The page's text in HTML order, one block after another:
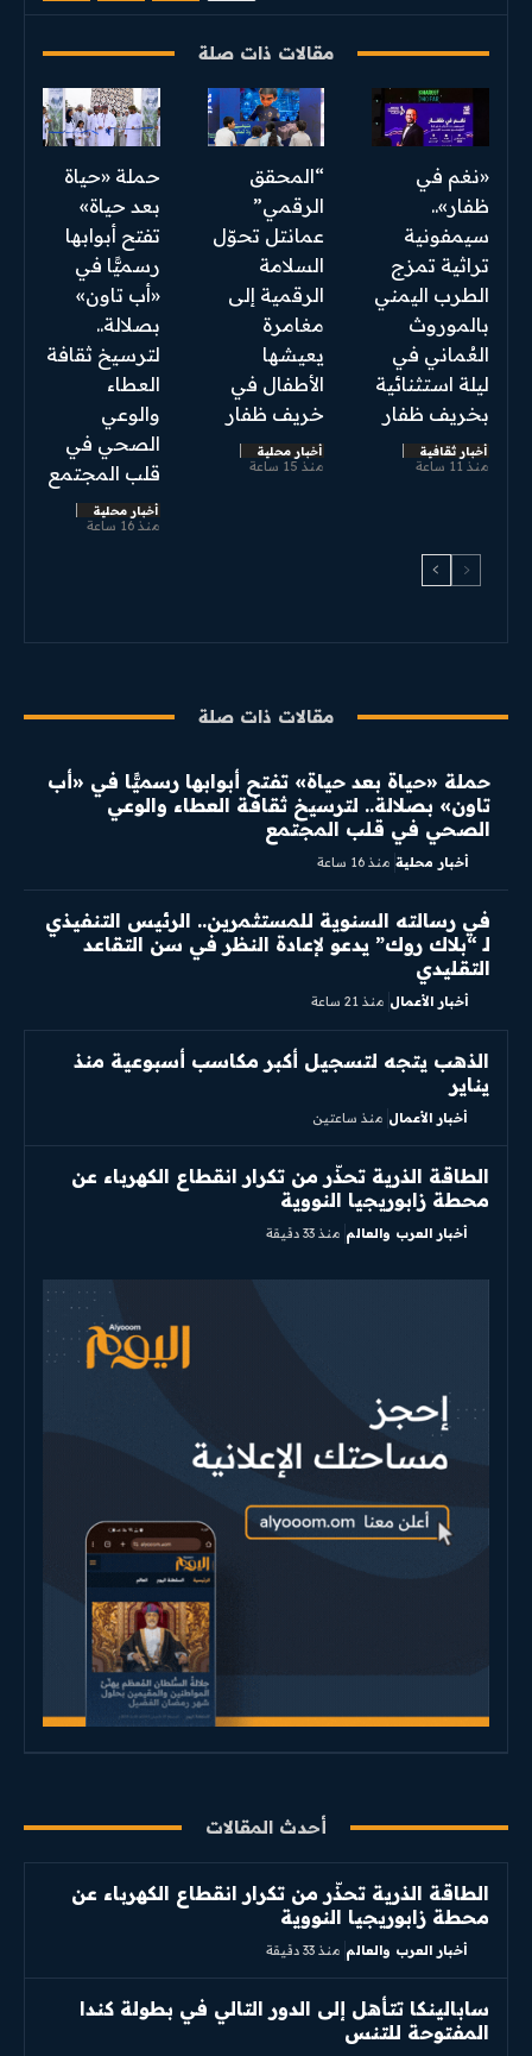
مقالات ذات صلة
«نغم في
ظفار»..
سيمفونية
تراثية تمزج
الطرب اليمني
بالموروث
العُماني في
ليلة استثنائية
بخريف ظفار
أخبار ثقافية
منذ 11 ساعة
“المحقق
الرقمي”
عمانتل تحوّل
السلامة
الرقمية إلى
مغامرة
يعيشها
الأطفال في
خريف ظفار
أخبار محلية
منذ 15 ساعة
​حملة «حياة
بعد حياة»
تفتح أبوابها
رسميًّا في
«أب تاون»
بصلالة..
لترسيخ ثقافة
العطاء
والوعي
الصحي في
قلب المجتمع
أخبار محلية
منذ 16 ساعة
مقالات ذات صلة
​حملة «حياة بعد حياة» تفتح أبوابها رسميًّا في «أب
تاون» بصلالة.. لترسيخ ثقافة العطاء والوعي
الصحي في قلب المجتمع
أخبار محلية منذ 16 ساعة
في رسالته السنوية للمستثمرين.. الرئيس التنفيذي
لـ “بلاك روك” يدعو لإعادة النظر في سن التقاعد
التقليدي
أخبار الأعمال منذ 21 ساعة
الذهب يتجه لتسجيل أكبر مكاسب أسبوعية منذ
يناير
أخبار الأعمال منذ ساعتين
الطاقة الذرية تحذّر من تكرار انقطاع الكهرباء عن
محطة زابوريجيا النووية
أخبار العرب والعالم منذ 33 دقيقة
أحدث المقالات
الطاقة الذرية تحذّر من تكرار انقطاع الكهرباء عن
محطة زابوريجيا النووية
أخبار العرب والعالم منذ 33 دقيقة
سابالينكا تتأهل إلى الدور التالي في بطولة كندا
المفتوحة للتنس